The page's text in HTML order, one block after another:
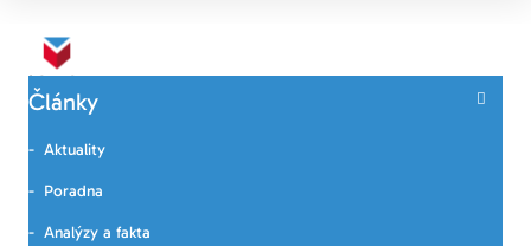
Články
Aktuality
Poradna
Analýzy a fakta